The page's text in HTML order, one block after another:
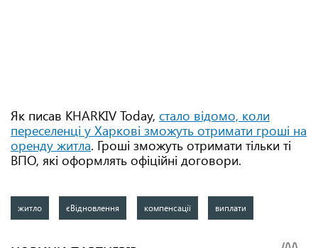
Як писав KHARKIV Today, стало відомо, коли
переселенці у Харкові зможуть отримати гроші на
оренду житла. Гроші зможуть отримати тільки ті
ВПО, які оформлять офіційні договори.
житло єВідновлення компенсації виплати